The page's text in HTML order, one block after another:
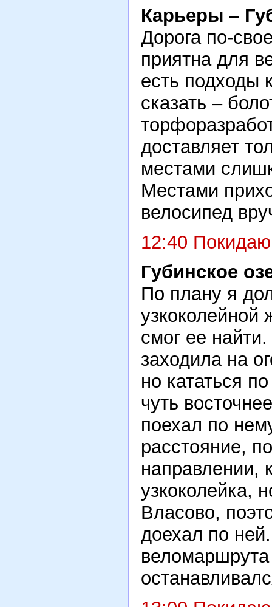
Карьеры –
Дорога по-
приятна для
есть подходы
сказать –
доставляет
местами
Местами
велосипед
12:40
Губинское
По плану я
узкоколейной
смог ее
заходила на
но кататься
чуть
поехал по
расстояние,
направлении,
узкоколейка,
Власово,
доехал по